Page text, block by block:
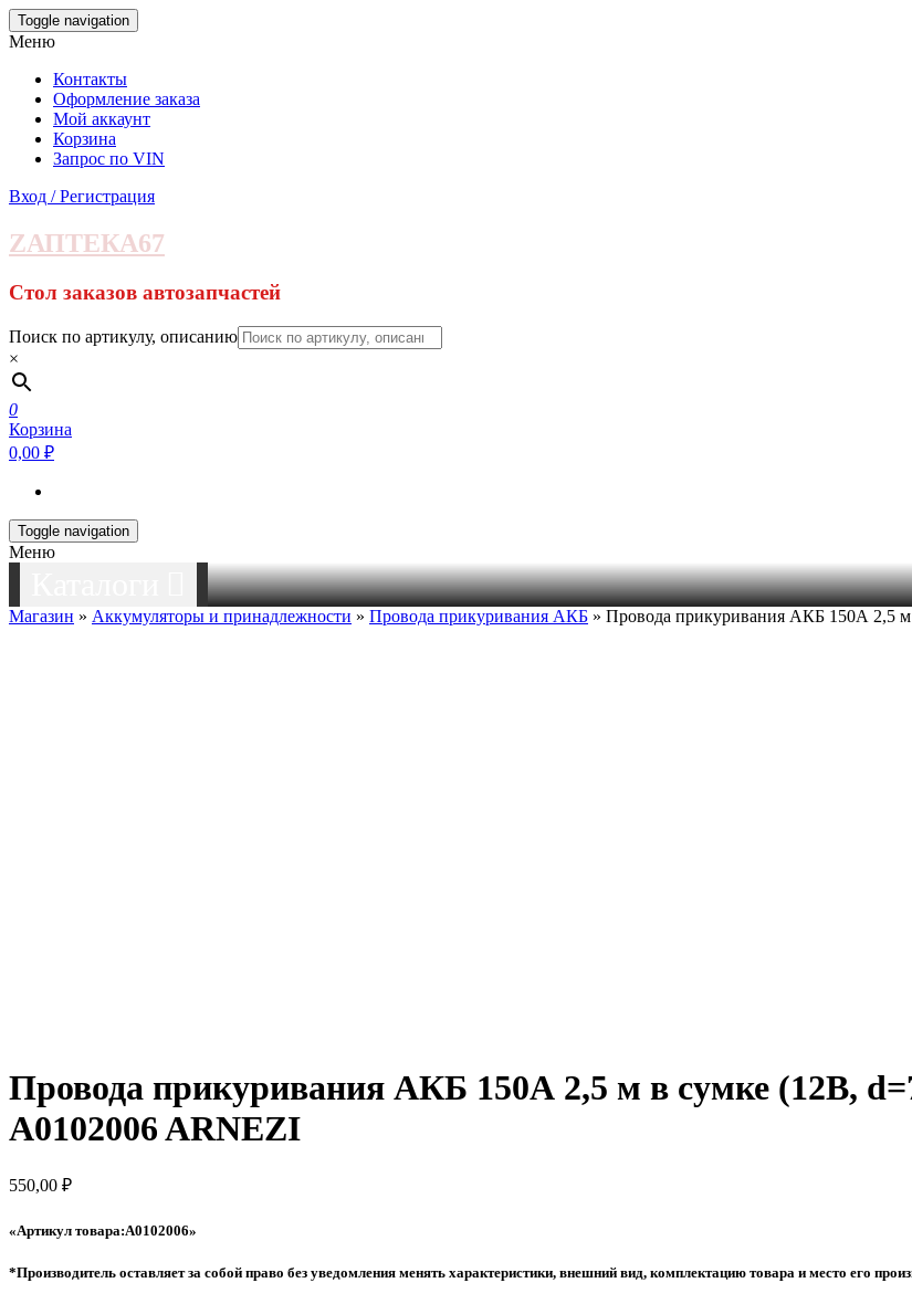
Skip
to
content
Toggle navigation
Меню
Контакты
Оформление заказа
Мой аккаунт
Корзина
Запрос по VIN
Вход / Регистрация
ZАПТЕКА67
Стол заказов автозапчастей
Поиск по артикулу, описанию
×
0
Корзина
0,00 ₽
Toggle navigation
Меню
Магазин » Аккумуляторы и принадлежности » Провода прикуривания АКБ » Провода прикуривания АКБ 150А 2,5
Провода прикуривания АКБ 150А 2,5 м в сумке (12В,
A0102006 ARNEZI
550,00 ₽
«Артикул товара:A0102006»
*Производитель оставляет за собой право без уведомления менять характеристики, внешний вид, комплектацию товара и место его